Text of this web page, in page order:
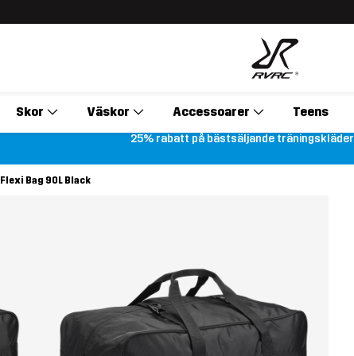
Skor Väskor Accessoarer Teens
25% rabatt på bästsäljande träningskläder
Flexi Bag 90L Black